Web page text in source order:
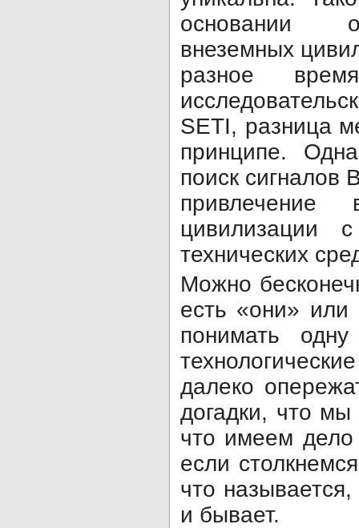
основании
внеземных
разное
SETI, разница
принципе.
поиск сигналов
цивилизации
технических
Можно
есть «они» или
понимать
далеко
догадки, что
что имеем
если
что
и бывает.